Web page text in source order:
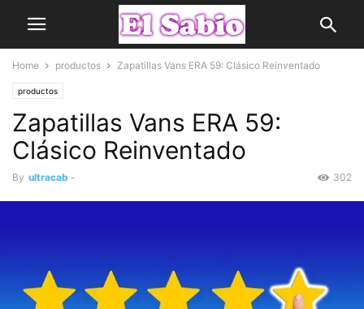
Home productos Zapatillas Vans ERA 59: Clásico Reinventado
productos
Zapatillas Vans ERA 59:
Clásico Reinventado
By ultracab - 302